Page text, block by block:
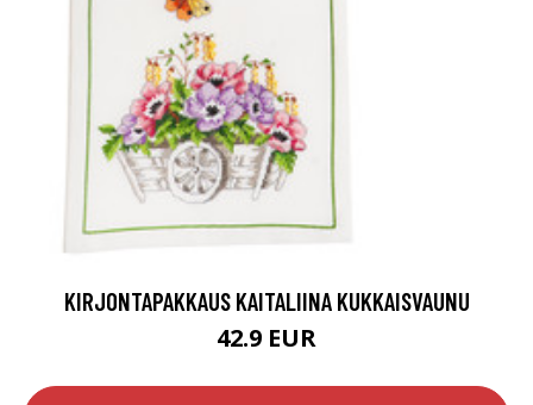
KIRJONTAPAKKAUS KAITALIINA KUKKAISVAUNU
42.9 EUR